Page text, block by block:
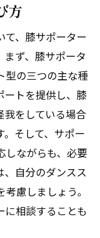
方
て、膝サポーター
ず、膝サポータ
型の三つの主な種
ートを提供し、膝
我をしている場合
そして、サポー
しながらも、必要
、自分のダンスス
慮しましょう。
に相談することも